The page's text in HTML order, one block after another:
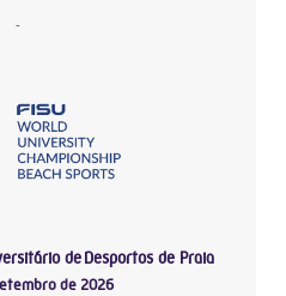
-
de Desportos de Praia
de 2026